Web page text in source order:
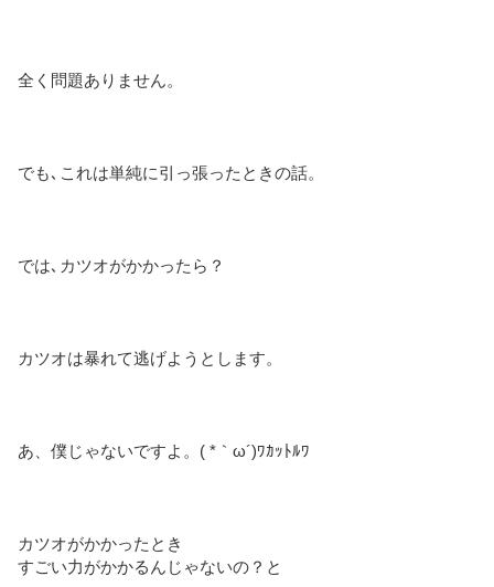
全く問題ありません。
でも､これは単純に引っ張ったときの話。
では､カツオがかかったら？
カツオは暴れて逃げようとします。
あ、僕じゃないですよ。( *｀ω´)ﾜｶｯﾄﾙﾜ
カツオがかかったとき
すごい力がかかるんじゃないの？と